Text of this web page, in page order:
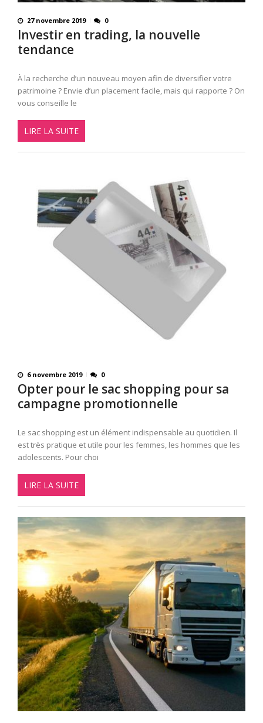
27 novembre 2019 0
Investir en trading, la nouvelle
tendance
À la recherche d’un nouveau moyen afin de diversifier votre
patrimoine ? Envie d’un placement facile, mais qui rapporte ? On
vous conseille le
LIRE LA SUITE
6 novembre 2019 0
Opter pour le sac shopping pour sa
campagne promotionnelle
Le sac shopping est un élément indispensable au quotidien. Il
est très pratique et utile pour les femmes, les hommes que les
adolescents. Pour choi
LIRE LA SUITE